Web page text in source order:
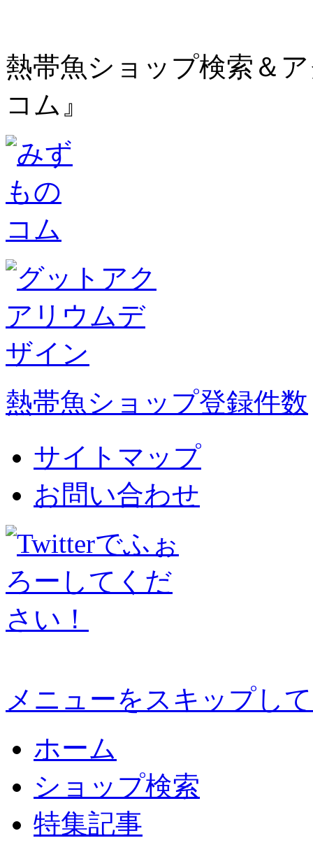
熱帯魚ショップ検索＆
コム』
熱帯魚ショップ登録件数
サイトマップ
お問い合わせ
メニューをスキップし
ホーム
ショップ検索
特集記事